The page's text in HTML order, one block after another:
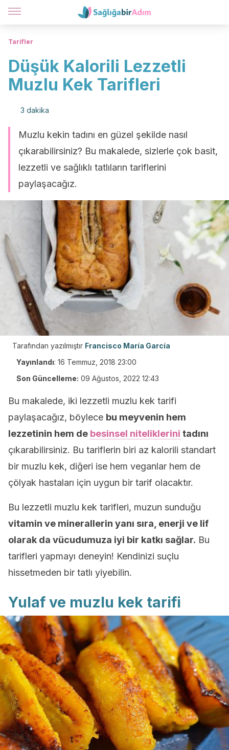
Tarifler
Düşük Kalorili Lezzetli
Muzlu Kek Tarifleri
3 dakika
Muzlu kekin tadını en güzel şekilde nasıl
çıkarabilirsiniz? Bu makalede, sizlerle çok basit,
lezzetli ve sağlıklı tatlıların tariflerini
paylaşacağız.
Tarafından yazılmıştır Francisco María García
Yayınlandı: 16 Temmuz, 2018 23:00
Son Güncelleme: 09 Ağustos, 2022 12:43
Bu makalede, iki lezzetli muzlu kek tarifi
paylaşacağız, böylece bu meyvenin hem
lezzetinin hem de besinsel niteliklerini tadını
çıkarabilirsiniz. Bu tariflerin biri az kalorili standart
bir muzlu kek, diğeri ise hem veganlar hem de
çölyak hastaları için uygun bir tarif olacaktır.
Bu lezzetli muzlu kek tarifleri, muzun sunduğu
vitamin ve minerallerin yanı sıra, enerji ve lif
olarak da vücudumuza iyi bir katkı sağlar. Bu
tarifleri yapmayı deneyin! Kendinizi suçlu
hissetmeden bir tatlı yiyebilin.
Yulaf ve muzlu kek tarifi